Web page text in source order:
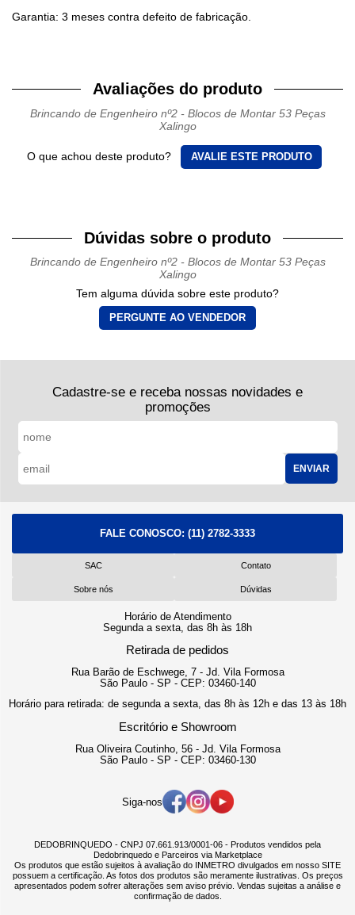
Garantia: 3 meses contra defeito de fabricação.
Avaliações do produto
Brincando de Engenheiro nº2 - Blocos de Montar 53 Peças
Xalingo
O que achou deste produto? AVALIE ESTE PRODUTO
Dúvidas sobre o produto
Brincando de Engenheiro nº2 - Blocos de Montar 53 Peças
Xalingo
Tem alguma dúvida sobre este produto?
PERGUNTE AO VENDEDOR
Cadastre-se e receba nossas novidades e
promoções
ENVIAR
FALE CONOSCO: (11) 2782-3333
SAC Contato
Sobre nós Dúvidas
Horário de Atendimento
Segunda a sexta, das 8h às 18h
Retirada de pedidos
Rua Barão de Eschwege, 7 - Jd. Vila Formosa
São Paulo - SP - CEP: 03460-140
Horário para retirada: de segunda a sexta, das 8h às 12h e das 13 às 18h
Escritório e Showroom
Rua Oliveira Coutinho, 56 - Jd. Vila Formosa
São Paulo - SP - CEP: 03460-130
Siga-nos
DEDOBRINQUEDO - CNPJ 07.661.913/0001-06 - Produtos vendidos pela
Dedobrinquedo e Parceiros via Marketplace
Os produtos que estão sujeitos à avaliação do INMETRO divulgados em nosso SITE
possuem a certificação. As fotos dos produtos são meramente ilustrativas. Os preços
apresentados podem sofrer alterações sem aviso prévio. Vendas sujeitas a análise e
confirmação de dados.